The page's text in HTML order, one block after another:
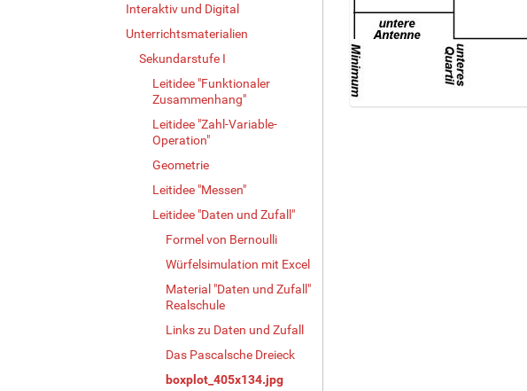
Interaktiv und Digital
Unterrichtsmaterialien
Sekundarstufe I
Leitidee "Funktionaler
Zusammenhang"
Leitidee "Zahl-Variable-
Operation"
Geometrie
Leitidee "Messen"
Leitidee "Daten und Zufall"
Formel von Bernoulli
Würfelsimulation mit Excel
Material "Daten und Zufall"
Realschule
Links zu Daten und Zufall
Das Pascalsche Dreieck
boxplot_405x134.jpg